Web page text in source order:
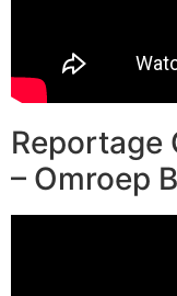
Reportage
– Omroep